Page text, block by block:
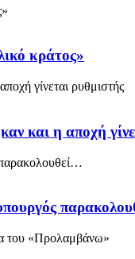
κράτος»
και η αποχή